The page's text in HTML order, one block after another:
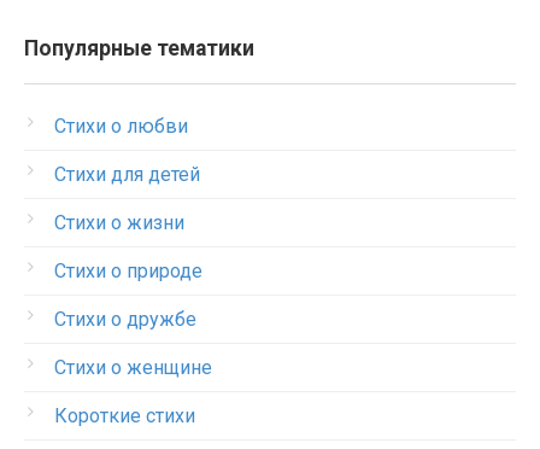
Популярные тематики
Стихи о любви
Стихи для детей
Стихи о жизни
Стихи о природе
Стихи о дружбе
Стихи о женщине
Короткие стихи